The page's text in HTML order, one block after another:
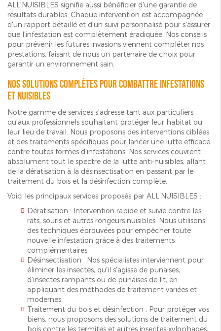
ALL'NUISIBLES signifie aussi bénéficier d'une garantie de
résultats durables. Chaque intervention est accompagnée
d'un rapport détaillé et d'un suivi personnalisé pour s'assurer
que l'infestation est complètement éradiquée. Nos conseils
pour prévenir les futures invasions viennent compléter nos
prestations, faisant de nous un partenaire de choix pour
garantir un environnement sain.
Nos solutions complètes pour combattre infestations
et nuisibles
Notre gamme de services s'adresse tant aux particuliers
qu'aux professionnels souhaitant protéger leur habitat ou
leur lieu de travail. Nous proposons des interventions ciblées
et des traitements spécifiques pour lancer une lutte efficace
contre toutes formes d'infestations. Nos services couvrent
absolument tout le spectre de la lutte anti-nuisibles, allant
de la dératisation à la désinsectisation en passant par le
traitement du bois et la désinfection complète.
Voici les principaux services proposés par ALL'NUISIBLES :
Dératisation : Intervention rapide et suivie contre les
rats, souris et autres rongeurs nuisibles. Nous utilisons
des techniques éprouvées pour empêcher toute
nouvelle infestation grâce à des traitements
complémentaires.
Désinsectisation : Nos spécialistes interviennent pour
éliminer les insectes, qu'il s'agisse de punaises,
d'insectes rampants ou de punaises de lit, en
appliquant des méthodes de traitement variées et
modernes.
Traitement du bois et désinfection : Pour protéger vos
biens, nous proposons des solutions de traitement du
bois contre les termites et autres insectes xylophages,